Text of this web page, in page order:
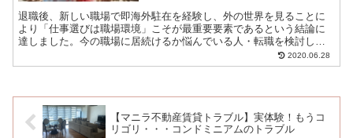
退職後、新しい職場で即海外駐在を経験し、外の世界を見ることに
より「仕事選びは職場環境」こそが最重要要素であるという結論に
達しました。今の職場に居続けるか悩んでいる人・転職を検討して
いる人・これから働き始める人へ、仕事選びの重要な４つの要素を
お伝えします。就活前に知っておきたかった。是非、参考にしてみ
2020.06.28
【マニラ不動産賃貸トラブル】実体験！もうコ
リゴリ・・・コンドミニアムのトラブル